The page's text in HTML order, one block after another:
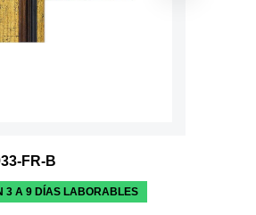
FR-B
3 A 9 DÍAS LABORABLES